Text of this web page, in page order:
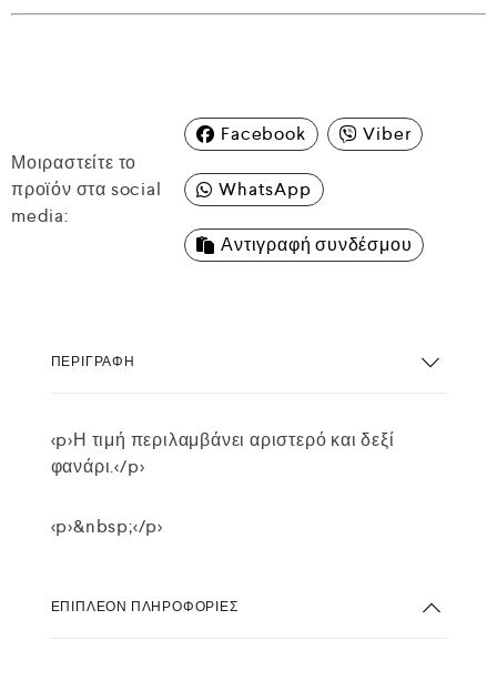
Μοιραστείτε το
προϊόν στα social
media:
Facebook Viber
WhatsApp
Αντιγραφή συνδέσμου
ΠΕΡΙΓΡΑΦΉ
<p>Η τιμή περιλαμβάνει αριστερό και δεξί
φανάρι.</p>
<p>&nbsp;</p>
ΕΠΙΠΛΈΟΝ ΠΛΗΡΟΦΟΡΊΕΣ